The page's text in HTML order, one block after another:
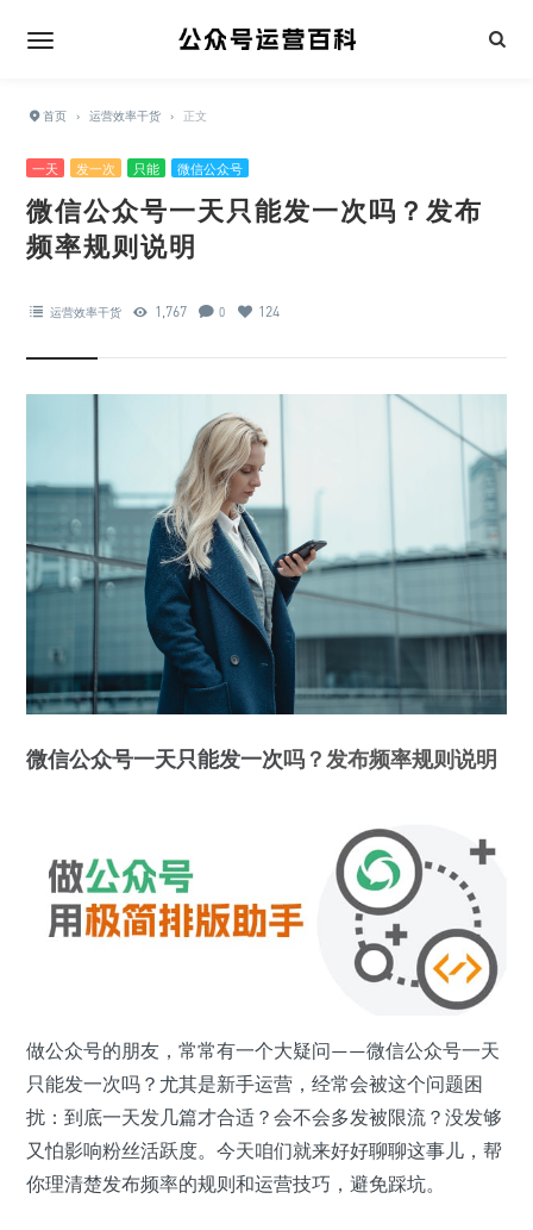
首页 › 运营效率干货 › 正文
一天 发一次 只能 微信公众号
微信公众号一天只能发一次吗？发布
频率规则说明
运营效率干货 1,767 0 124
微信公众号一天只能发一次吗？发布频率规则说明
做公众号的朋友，常常有一个大疑问——微信公众号一天
只能发一次吗？尤其是新手运营，经常会被这个问题困
扰：到底一天发几篇才合适？会不会多发被限流？没发够
又怕影响粉丝活跃度。今天咱们就来好好聊聊这事儿，帮
你理清楚发布频率的规则和运营技巧，避免踩坑。